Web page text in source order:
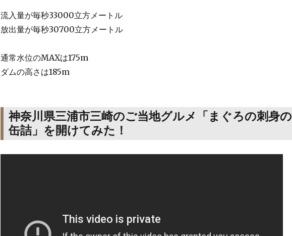
流入量が毎秒33000立方メートル
放出量が毎秒30700立方メートル
通常水位のMAXは175m
ダムの高さは185m
神奈川県三浦市三崎のご当地グルメ「まぐろの刺身の
缶詰」を開けてみた！